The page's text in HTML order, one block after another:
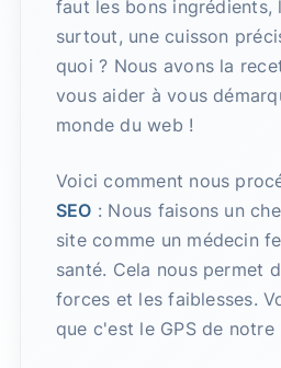
faut les bons ingrédients,
surtout, une cuisson
quoi ? Nous avons la
vous aider à vous
monde du web !
Voici comment nous
SEO : Nous faisons un
site comme un médecin
santé. Cela nous permet
forces et les faiblesses.
que c'est le GPS de notre